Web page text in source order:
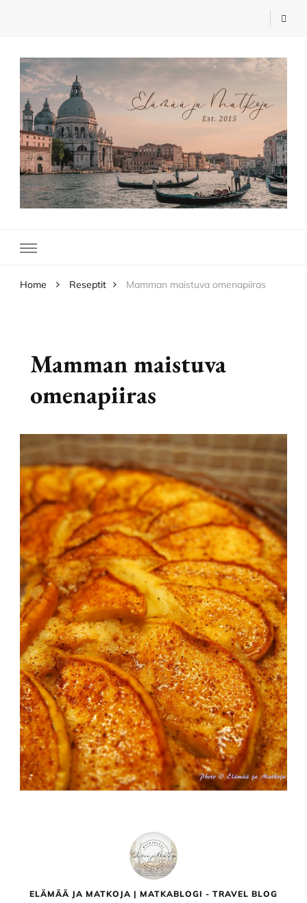
Elämää ja Matkoja
Home Reseptit Mamman maistuva omenapiiras
Mamman maistuva
omenapiiras
ELÄMÄÄ JA MATKOJA | MATKABLOGI - TRAVEL BLOG